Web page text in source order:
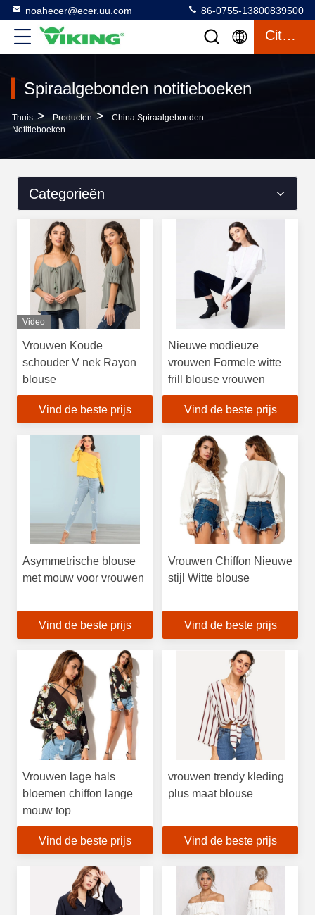
noahecer@ecer.uu.com 86-0755-13800839500
Citaat
Spiraalgebonden notitieboeken
Thuis > Producten >
China Spiraalgebonden
Notitieboeken
Categorieën
Video
Vrouwen Koude
schouder V nek Rayon
blouse
Vind de beste prijs
Nieuwe modieuze
vrouwen Formele witte
frill blouse vrouwen
Vind de beste prijs
Asymmetrische blouse
met mouw voor vrouwen
Vind de beste prijs
Vrouwen Chiffon Nieuwe
stijl Witte blouse
Vind de beste prijs
Vrouwen lage hals
bloemen chiffon lange
mouw top
Vind de beste prijs
vrouwen trendy kleding
plus maat blouse
Vind de beste prijs